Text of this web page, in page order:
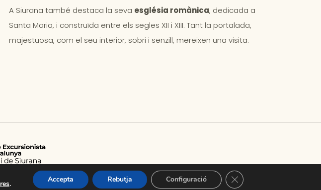
A Siurana també destaca la seva església romànica, dedicada a
Santa Maria, i construïda entre els segles XII i XIII. Tant la portalada,
majestuosa, com el seu interior, sobri i senzill, mereixen una visita.
de cookies
. Accepta Rebutja Configuració Tanca el bàner de galetes